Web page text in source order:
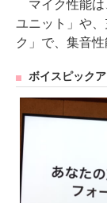
マイク性能は
ユニット」や
ク」で、集音
ボイスピック